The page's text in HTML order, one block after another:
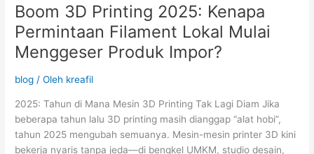
Boom 3D Printing 2025: Kenapa
Permintaan Filament Lokal Mulai
Menggeser Produk Impor?
blog / Oleh kreafil
2025: Tahun di Mana Mesin 3D Printing Tak Lagi Diam Jika
beberapa tahun lalu 3D printing masih dianggap “alat hobi”,
tahun 2025 mengubah semuanya. Mesin-mesin printer 3D kini
bekerja nyaris tanpa jeda—di bengkel UMKM, studio desain,